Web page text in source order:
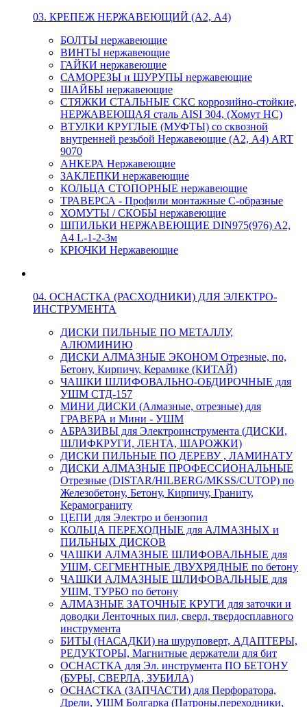
03. КРЕПЕЖ НЕРЖАВЕЮЩИЙ (А2, А4)
БОЛТЫ нержавеющие
ВИНТЫ нержавеющие
ГАЙКИ нержавеющие
САМОРЕЗЫ и ШУРУПЫ нержавеющие
ШАЙБЫ нержавеющие
СТЯЖКИ СТАЛЬНЫЕ СКС коррозийно-стойкие,
НЕРЖАВЕЮЩАЯ сталь AISI 304, (Хомут НС)
ВТУЛКИ КРУГЛЫЕ (МУФТЫ) со сквозной
внутренней резьбой Нержавеющие (А2, А4) ART
9070
АНКЕРА Нержавеющие
ЗАКЛЕПКИ нержавеющие
КОЛЬЦА СТОПОРНЫЕ нержавеющие
ТРАВЕРСА - Профили монтажные С-образные
ХОМУТЫ / СКОБЫ нержавеющие
ШПИЛЬКИ НЕРЖАВЕЮЩИЕ DIN975(976) A2,
А4 L-1-2-3м
КРЮЧКИ Нержавеющие
04. ОСНАСТКА (РАСХОДНИКИ) ДЛЯ ЭЛЕКТРО-
ИНСТРУМЕНТА
ДИСКИ ПИЛЬНЫЕ ПО МЕТАЛЛУ,
АЛЮМИНИЮ
ДИСКИ АЛМАЗНЫЕ ЭКОНОМ Отрезные, по,
Бетону, Кирпичу, Керамике (КИТАЙ)
ЧАШКИ ШЛИФОВАЛЬНО-ОБДИРОЧНЫЕ для
УШМ СТД-157
МИНИ ДИСКИ (Алмазные, отрезные) для
ГРАВЕРА и Мини - УШМ
АБРАЗИВЫ для Электроинструмента (ДИСКИ,
ШЛИФКРУГИ, ЛЕНТА, ШАРОЖКИ)
ДИСКИ ПИЛЬНЫЕ ПО ДЕРЕВУ , ЛАМИНАТУ
ДИСКИ АЛМАЗНЫЕ ПРОФЕССИОНАЛЬНЫЕ
Отрезные (DISTAR/HILBERG/MKSS/CUTOP) по
Железобетону, Бетону, Кирпичу, Граниту,
Керамограниту
ЦЕПИ для Электро и бензопил
КОЛЬЦА ПЕРЕХОДНЫЕ для АЛМАЗНЫХ и
ПИЛЬНЫХ ДИСКОВ
ЧАШКИ АЛМАЗНЫЕ ШЛИФОВАЛЬНЫЕ для
УШМ, СЕГМЕНТНЫЕ ДВУХРЯДНЫЕ по бетону
ЧАШКИ АЛМАЗНЫЕ ШЛИФОВАЛЬНЫЕ для
УШМ, ТУРБО по бетону
АЛМАЗНЫЕ ЗАТОЧНЫЕ КРУГИ для заточки и
доводки Ленточных пил, сверл, твердосплавного
инструмента
БИТЫ (НАСАДКИ) на шуруповерт, АДАПТЕРЫ,
РЕДУКТОРЫ, Магнитные держатели для бит
ОСНАСТКА для Эл. инструмента ПО БЕТОНУ
(БУРЫ, СВЕРЛА, ЗУБИЛА)
ОСНАСТКА (ЗАПЧАСТИ) для Перфоратора,
Дрели, УШМ Болгарка (Патроны,переходники,